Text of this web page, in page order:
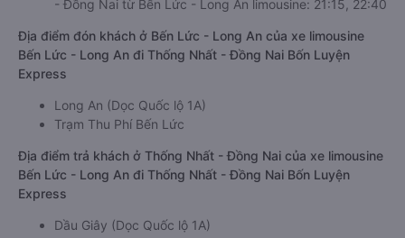
- Đồng Nai từ Bến Lức - Long An limousine: 21:15, 22:40
Địa điểm đón khách ở Bến Lức - Long An của xe limousine
Bến Lức - Long An đi Thống Nhất - Đồng Nai Bốn Luyện
Express
Long An (Dọc Quốc lộ 1A)
Trạm Thu Phí Bến Lức
Địa điểm trả khách ở Thống Nhất - Đồng Nai của xe limousine
Bến Lức - Long An đi Thống Nhất - Đồng Nai Bốn Luyện
Express
Dầu Giây (Dọc Quốc lộ 1A)